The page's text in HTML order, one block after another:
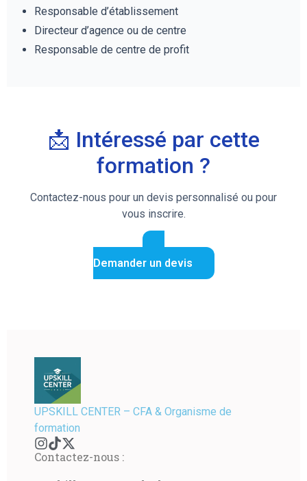
Responsable d’établissement
Directeur d’agence ou de centre
Responsable de centre de profit
📩 Intéressé par cette
formation ?
Contactez-nous pour un devis personnalisé ou pour
vous inscrire.
Demander un devis
UPSKILL CENTER – CFA & Organisme de
formation
Contactez-nous :